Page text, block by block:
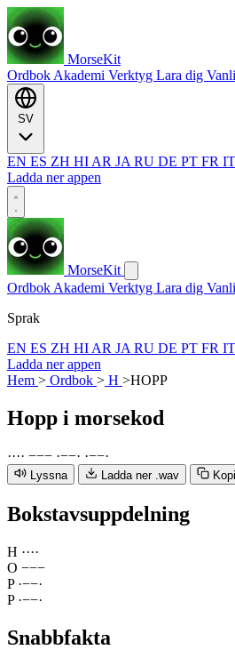
MorseKit
Ordbok Akademi Verktyg Lara dig
EN ES ZH HI AR JA RU DE PT FR IT
Ladda ner appen
MorseKit
Ordbok Akademi Verktyg Lara dig
Sprak
EN ES ZH HI AR JA RU DE PT FR IT
Ladda ner appen
Hem > Ordbok > H >HOPP
Hopp i morsekod
···· −−− ·−−· ·−−·
Lyssna Ladda ner .wav
Bokstavsuppdelning
H ····
O −−−
P ·−−·
P ·−−·
Snabbfakta